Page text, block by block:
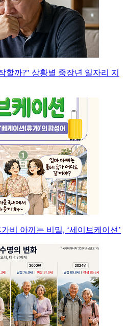
할까?" 상황별 중장년 일자리 지
비 아끼는 비밀, ‘세이브케이션’